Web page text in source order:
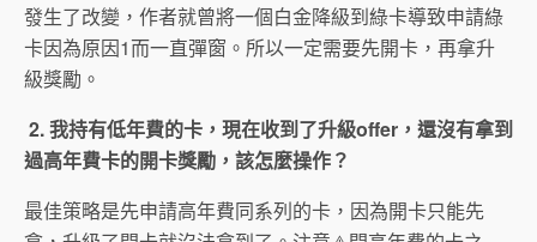
發生了改變，作者就曾將一個白金降級到綠卡導致申請綠
卡因為原因1而一直彈窗。所以一定需要先開卡，再拿升
級獎勵。
2. 我持有低年費的卡，現在收到了升級offer，還沒有拿到
過高年費卡的開卡獎勵，該怎麼操作？
最佳策略是先申請高年費同系列的卡，因為開卡只能先